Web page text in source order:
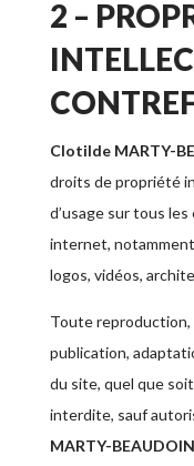
2 –
Clotilde MARTY-
droits de propriété
d’usage sur tous
internet,
logos, vidéos,
Toute
publication,
du site, quel que
interdite, sauf
MARTY-